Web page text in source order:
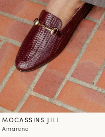
MOCASSINS JILL
Amarena